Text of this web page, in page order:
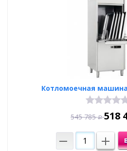
Котломоечная машина
545 785 Р 518